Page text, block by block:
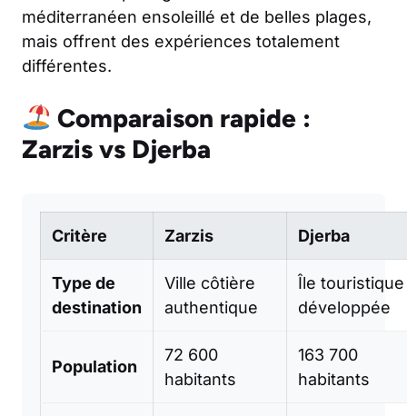
méditerranéen ensoleillé et de belles plages,
mais offrent des expériences totalement
différentes.
Comparaison rapide :
Zarzis vs Djerba
Critère Zarzis Djerba
Type de
destination
Ville côtière
authentique
Île touristique
développée
Population
72 600
habitants
163 700
habitants